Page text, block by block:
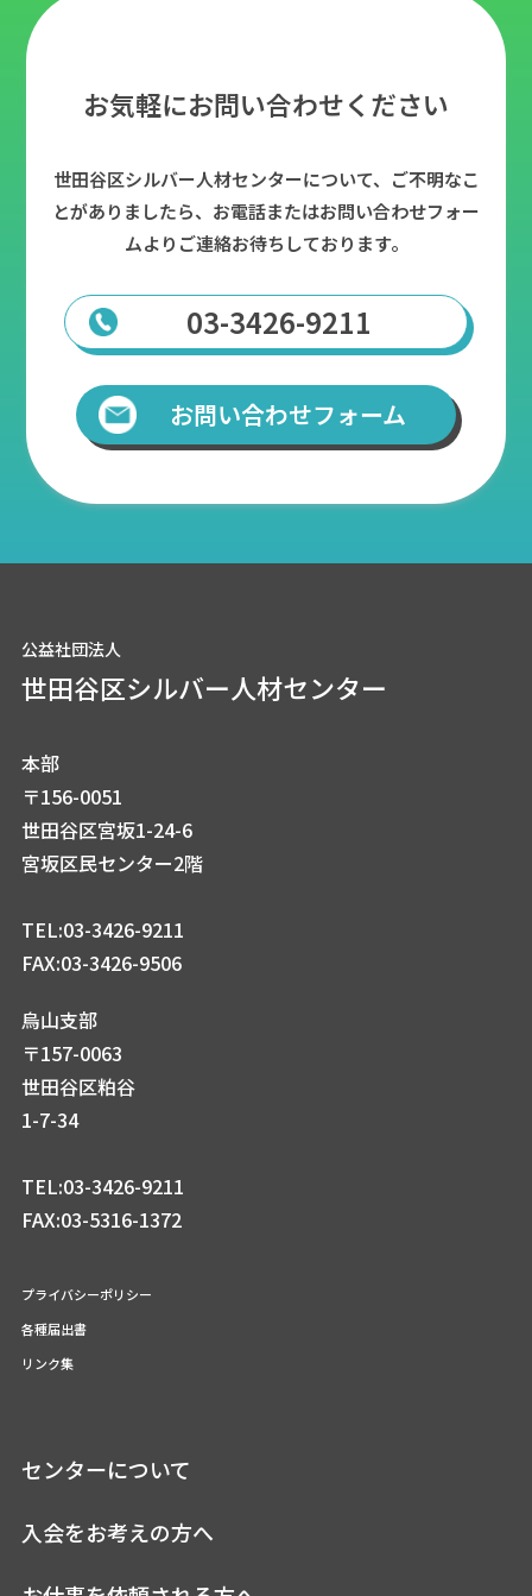
お気軽にお問い合わせください
世田谷区シルバー人材センターについて、ご不明なこ
とがありましたら、 お電話またはお問い合わせフォー
ムよりご連絡お待ちしております。
03-3426-9211
お問い合わせフォーム
公益社団法人
世田谷区シルバー人材センター
本部
〒156-0051
世田谷区宮坂1-24-6
宮坂区民センター2階
TEL:03-3426-9211
FAX:03-3426-9506
烏山支部
〒157-0063
世田谷区粕谷
1-7-34
TEL:03-3426-9211
FAX:03-5316-1372
プライバシーポリシー
各種届出書
リンク集
センターについて
入会をお考えの方へ